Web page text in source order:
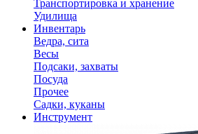
Транспортировка и хранение
Удилища
Инвентарь
Ведра, сита
Весы
Подсаки, захваты
Посуда
Прочее
Садки, куканы
Инструмент